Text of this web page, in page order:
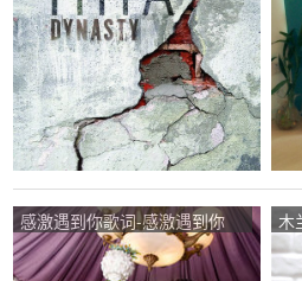
感激遇到你歌词-感激遇到你
LRC歌词-胡杏儿、黄宗泽
木
张